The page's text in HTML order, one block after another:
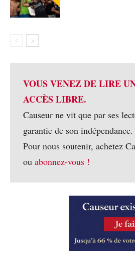
VOUS VENEZ DE LIRE
ACCÈS LIBRE.
Causeur ne vit que par ses
garantie de son indépendance.
Pour nous soutenir, achetez
ou abonnez-vous !